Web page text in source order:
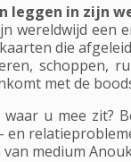
leggen in zijn
wereldwijd
die
schoppen,
met de
u mee zit?
medium